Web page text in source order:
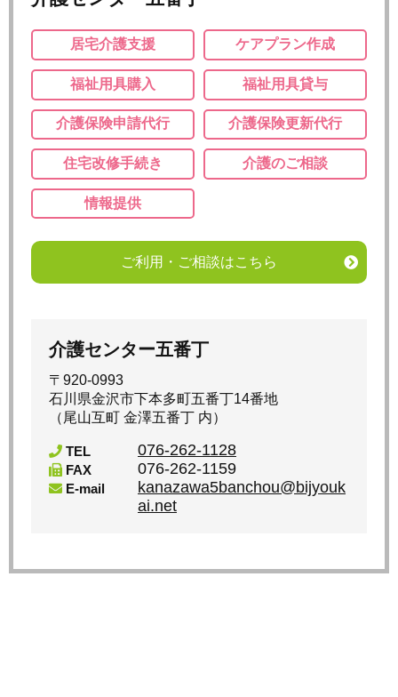
居宅介護支援 ケアプラン作成
福祉用具購入 福祉用具貸与
介護保険申請代行 介護保険更新代行
住宅改修手続き 介護のご相談
情報提供
ご利用・ご相談はこちら
介護センター五番丁
〒920-0993
石川県金沢市下本多町五番丁14番地
（尾山互町 金澤五番丁 内）
TEL 076-262-1128
FAX 076-262-1159
E-mail
kanazawa5banchou@bijyouk
ai.net